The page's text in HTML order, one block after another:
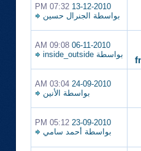
13-12-2010
07:32 PM
بواسطة الجنرال حسين
06-11-2010
09:08 AM
بواسطةinside_outside
24-09-2010
03:04 AM
بواسطة الأنين
23-09-2010
05:12 PM
بواسطة أحمد سامي